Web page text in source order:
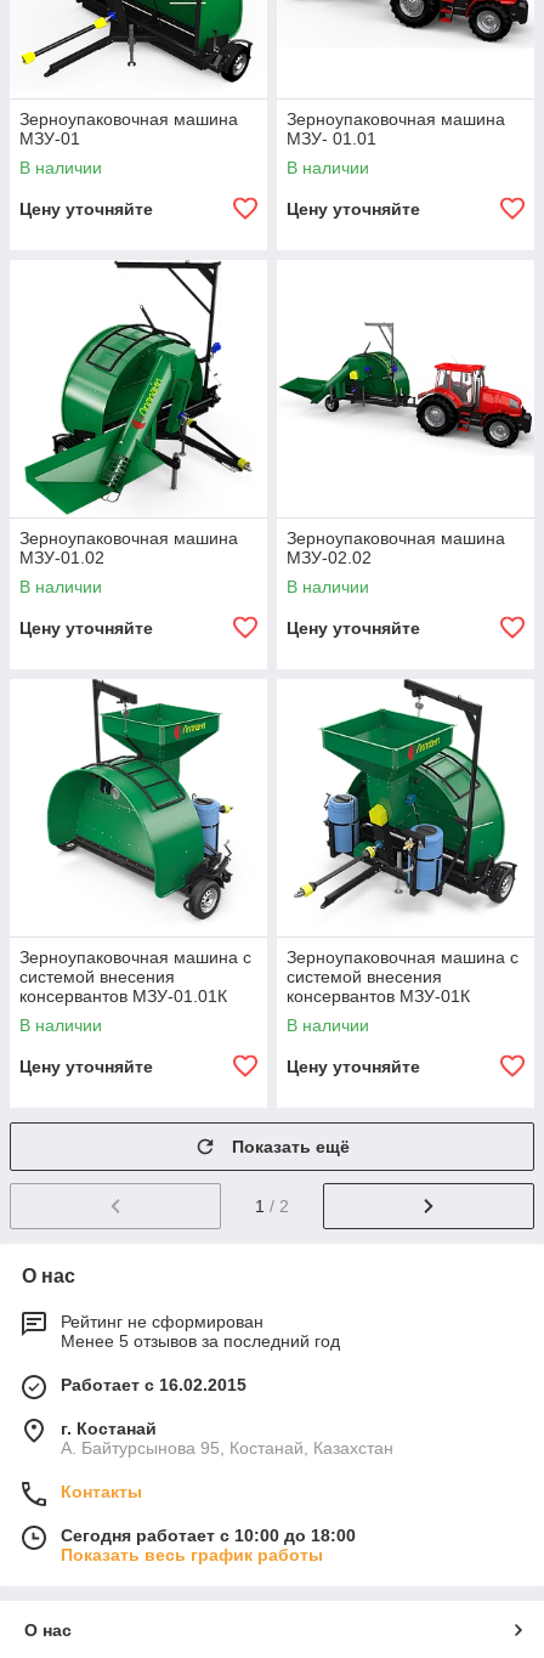
Зерноупаковочная машина
МЗУ-01
В наличии
Цену уточняйте
Зерноупаковочная машина
МЗУ- 01.01
В наличии
Цену уточняйте
Зерноупаковочная машина
МЗУ-01.02
В наличии
Цену уточняйте
Зерноупаковочная машина
МЗУ-02.02
В наличии
Цену уточняйте
Зерноупаковочная машина с
системой внесения
консервантов МЗУ-01.01К
(трансформер)
В наличии
Цену уточняйте
Зерноупаковочная машина с
системой внесения
консервантов МЗУ-01К
В наличии
Цену уточняйте
Показать ещё
1 / 2
О нас
Рейтинг не сформирован
Менее 5 отзывов за последний год
Работает с 16.02.2015
г. Костанай
А. Байтурсынова 95, Костанай, Казахстан
Контакты
Сегодня работает с 10:00 до 18:00
Показать весь график работы
О нас